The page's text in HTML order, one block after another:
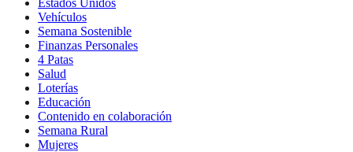
Vehículos
Semana Sostenible
Finanzas Personales
4 Patas
Salud
Loterías
Educación
Contenido en colaboración
Semana Rural
Mujeres